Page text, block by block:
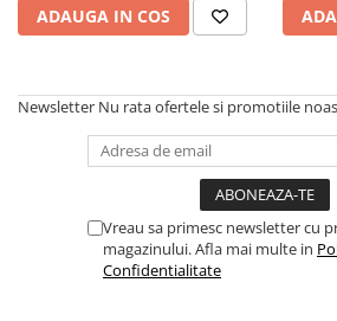
Mașini de Spălat Rufe
Roboți Geamuri
Roboți Gradină
Roboți Piscină
Uscătoare
Uscătoare Haine
Produse Blackview
Casti Audio Blackview
Produse Fossibot
Telefoane Mobile Fossibot
Produse Oukitel
Telefoane Mobile Oukitel
ADAUGA IN COS
Newsletter Nu rata ofertele si promotiile
Vreau sa primesc newsletter cu
magazinului. Afla mai multe in
Confidentialitate